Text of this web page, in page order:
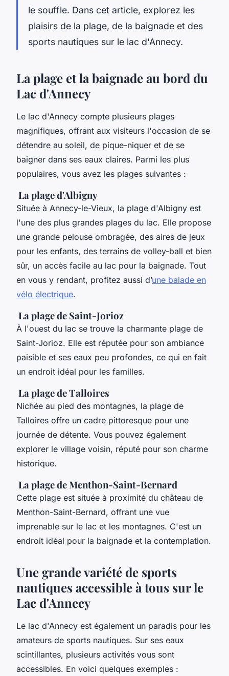
le souffle. Dans cet article, explorez les
plaisirs de la plage, de la baignade et des
sports nautiques sur le lac d'Annecy.
La plage et la baignade au bord du
Lac d'Annecy
Le lac d'Annecy compte plusieurs plages
magnifiques, offrant aux visiteurs l'occasion de se
détendre au soleil, de pique-niquer et de se
baigner dans ses eaux claires. Parmi les plus
populaires, vous avez les plages suivantes :
La plage d'Albigny
Située à Annecy-le-Vieux, la plage d'Albigny est
l'une des plus grandes plages du lac. Elle propose
une grande pelouse ombragée, des aires de jeux
pour les enfants, des terrains de volley-ball et bien
sûr, un accès facile au lac pour la baignade. Tout
en vous y rendant, profitez aussi d’une balade en
vélo électrique.
La plage de Saint-Jorioz
À l'ouest du lac se trouve la charmante plage de
Saint-Jorioz. Elle est réputée pour son ambiance
paisible et ses eaux peu profondes, ce qui en fait
un endroit idéal pour les familles.
La plage de Talloires
Nichée au pied des montagnes, la plage de
Talloires offre un cadre pittoresque pour une
journée de détente. Vous pouvez également
explorer le village voisin, réputé pour son charme
historique.
La plage de Menthon-Saint-Bernard
Cette plage est située à proximité du château de
Menthon-Saint-Bernard, offrant une vue
imprenable sur le lac et les montagnes. C'est un
endroit idéal pour la baignade et la contemplation.
Une grande variété de sports
nautiques accessible à tous sur le
Lac d'Annecy
Le lac d'Annecy est également un paradis pour les
amateurs de sports nautiques. Sur ses eaux
scintillantes, plusieurs activités vous sont
accessibles. En voici quelques exemples :